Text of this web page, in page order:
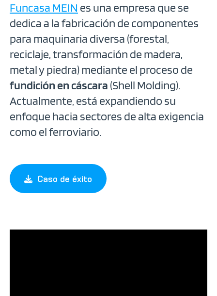
Funcasa MEIN es una empresa que se
dedica a la fabricación de componentes
para maquinaria diversa (forestal,
reciclaje, transformación de madera,
metal y piedra) mediante el proceso de
fundición en cáscara (Shell Molding).
Actualmente, está expandiendo su
enfoque hacia sectores de alta exigencia
como el ferroviario.
Caso de éxito